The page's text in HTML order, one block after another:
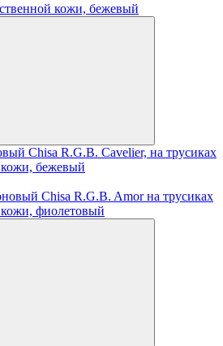
Chisa R.G.B. Cavelier, на трусиках
кожи, бежевый